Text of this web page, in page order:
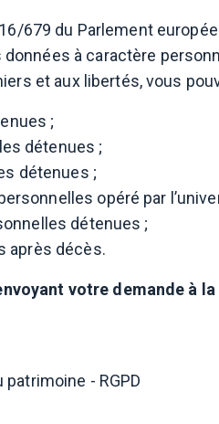
679 du Parlement
à caractère
et aux libertés, vous
;
détenues ;
détenues ;
opéré par
détenues ;
après décès.
votre demande à
- RGPD